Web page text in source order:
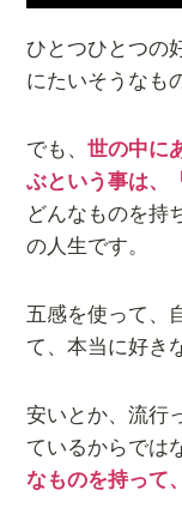
ひとつひとつの
にたいそうなも
でも、世の中に
ぶという事は、
どんなものを持
の人生です。
五感を使って、
て、本当に好き
安いとか、流行
ているからでは
なものを持って